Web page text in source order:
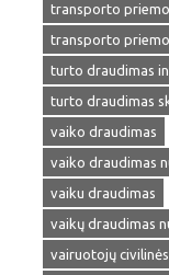
transporto
transporto
turto draudimas
turto draudimas
vaiko draudimas
vaiko draudimas
vaiku draudimas
vaikų draudimas
vairuotojų